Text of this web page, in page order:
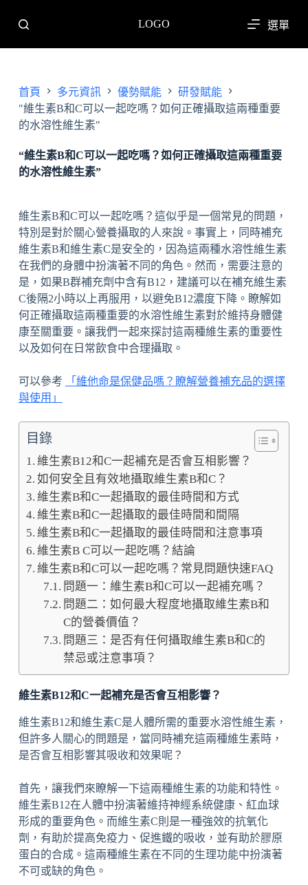
至
主
容
LOGO 選單
首頁 多元資訊 優勢賦能
研發賦能
"維生素B和C可以一起吃嗎？如何正確攝取這兩種重要
的水溶性維生素"
“維生素B和C可以一起吃嗎？如何正確攝取這兩種重要
的水溶性維生素”
維生素B和C可以一起吃嗎？這似乎是一個常見的問題，
特別是對於關心營養攝取的人來說。事實上，同時補充
維生素B和維生素C是安全的，因為這兩種水溶性維生素
在我們的身體中扮演著不同的角色。然而，需要注意的
是，如果B群補充劑中含有B12，建議可以在補充維生素
C後隔2小時以上再服用，以避免B12濃度下降。瞭解如
何正確攝取這兩種重要的水溶性維生素對於維持身體健
康至關重要。讓我們一起來探討這兩種維生素的重要性
以及如何在日常飲食中合理攝取。
可以參考
「維他命是保健品嗎？瞭解營養補充品的選擇
與使用」
目錄
維生素B12和C一起補充是否會互相影響？
如何安全且有效地攝取維生素B和C？
維生素B和C一起攝取的最佳時間和方式
維生素B和C一起攝取的最佳時間和間隔
維生素B和C一起攝取的最佳時間和注意事項
維生素B C可以一起吃嗎？結論
維生素B和C可以一起吃嗎？常見問題快速FAQ
問題一：維生素B和C可以一起補充嗎？
問題二：如何最大程度地攝取維生素B和
C的營養價值？
問題三：是否有任何攝取維生素B和C的
禁忌或注意事項？
維生素B12和C一起補充是否會互相影響？
維生素B12和維生素C是人體所需的重要水溶性維生素，
但許多人關心的問題是，當同時補充這兩種維生素時，
是否會互相影響其吸收和效果呢？
首先，讓我們來瞭解一下這兩種維生素的功能和特性。
維生素B12在人體中扮演著維持神經系統健康、紅血球
形成的重要角色。而維生素C則是一種強效的抗氧化
劑，有助於提高免疫力、促進鐵的吸收，並有助於膠原
蛋白的合成。這兩種維生素在不同的生理功能中扮演著
不可或缺的角色。